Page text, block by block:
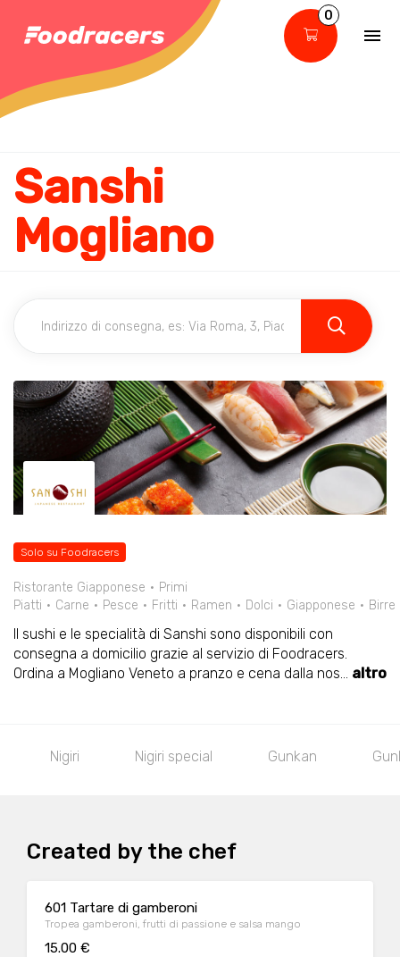
0
Sanshi
Mogliano
Solo su Foodracers
Ristorante Giapponese
Primi
Piatti
Carne Pesce Fritti Ramen Dolci Giapponese Birre
Il sushi e le specialità di Sanshi sono disponibili con
consegna a domicilio grazie al servizio di Foodracers.
Ordina a Mogliano Veneto a pranzo e cena dalla nos... altro
Nigiri special Gunkan Gunkan 2.0
Created by the chef
601 Tartare di gamberoni
Tropea gamberoni, frutti di passione e salsa mango
15.00 €